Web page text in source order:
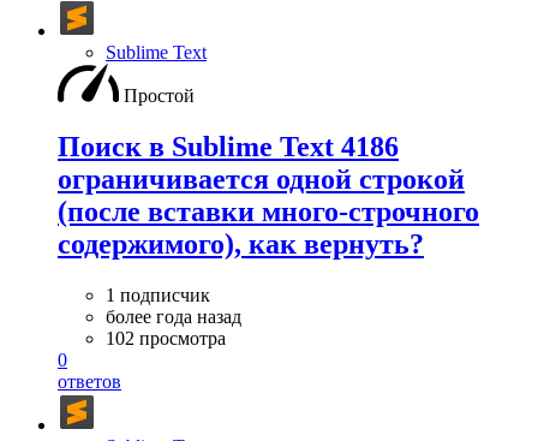
Sublime Text
Простой
Поиск в Sublime Text 4186
ограничивается одной строкой
(после вставки много-строчного
содержимого), как вернуть?
1 подписчик
более года назад
102 просмотра
0
ответов